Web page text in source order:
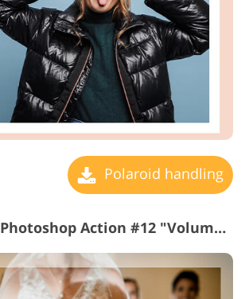
Polaroid handling
Polaroid Free Photoshop Action #12 "Volumetric Frame"